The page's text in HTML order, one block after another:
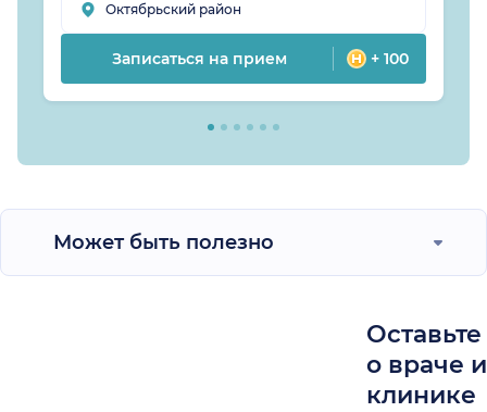
Октябрьский район
Записаться на прием + 100
Может быть полезно
о враче
клинике